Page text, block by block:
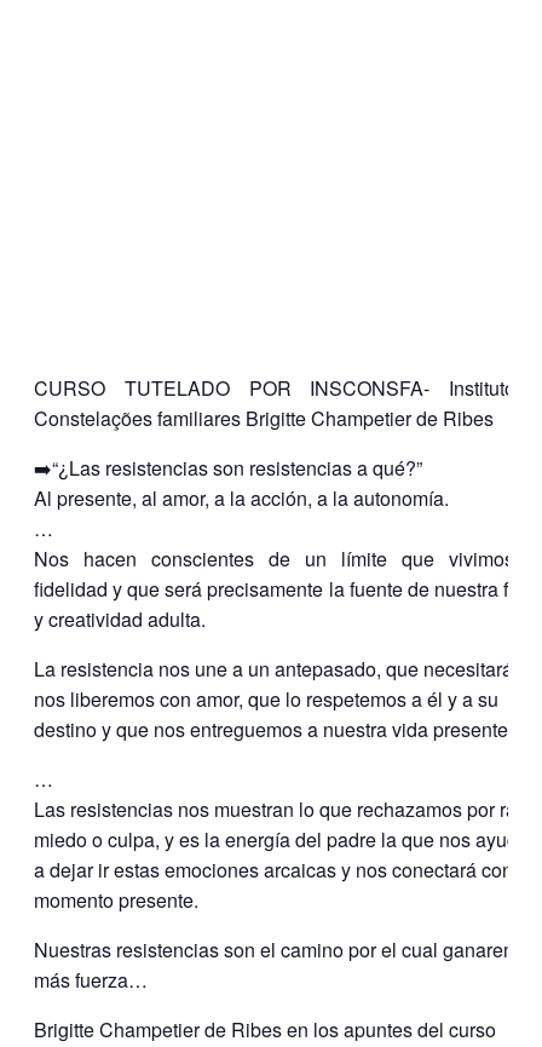
CURSO TUTELADO POR INSCONSFA- Instituto
Constelações familiares Brigitte Champetier de Ribes
➡️“¿Las resistencias son resistencias a qué?”
Al presente, al amor, a la acción, a la autonomía.
…
Nos hacen conscientes de un límite que vivimos
fidelidad y que será precisamente la fuente de nuestra
y creatividad adulta.
La resistencia nos une a un antepasado, que necesitará
nos liberemos con amor, que lo respetemos a él y a su
destino y que nos entreguemos a nuestra vida presente.
…
Las resistencias nos muestran lo que rechazamos por
miedo o culpa, y es la energía del padre la que nos
a dejar ir estas emociones arcaicas y nos conectará con el
momento presente.
Nuestras resistencias son el camino por el cual ganaremos
más fuerza…
Brigitte Champetier de Ribes en los apuntes del curso